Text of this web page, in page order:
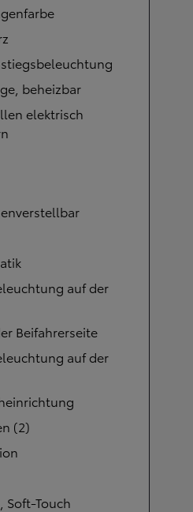
beheizbar
elektrisch
auf der
Beifahrerseite
auf der
(2)
Soft-Touch